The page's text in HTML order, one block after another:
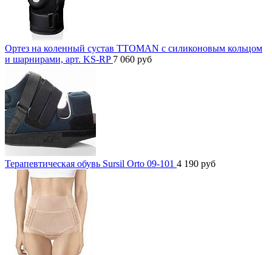
Ортез на коленный сустав TTOMAN с силиконовым кольцом
и шарнирами, арт. KS-RP 7 060 руб
Терапевтическая обувь Sursil Orto 09-101 4 190 руб